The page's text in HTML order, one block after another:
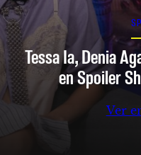
Tessa Ia, Denia
en Spoiler
Ver